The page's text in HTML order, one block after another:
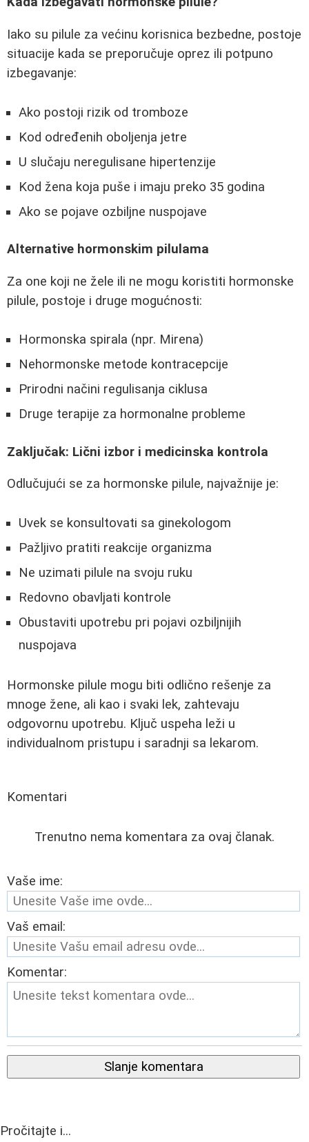
Iako su pilule za većinu korisnica bezbedne, postoje
situacije kada se preporučuje oprez ili potpuno
izbegavanje:
Ako postoji rizik od tromboze
Kod određenih oboljenja jetre
U slučaju neregulisane hipertenzije
Kod žena koja puše i imaju preko 35 godina
Ako se pojave ozbiljne nuspojave
Alternative hormonskim pilulama
Za one koji ne žele ili ne mogu koristiti hormonske
pilule, postoje i druge mogućnosti:
Hormonska spirala (npr. Mirena)
Nehormonske metode kontracepcije
Prirodni načini regulisanja ciklusa
Druge terapije za hormonalne probleme
Zaključak: Lični izbor i medicinska kontrola
Odlučujući se za hormonske pilule, najvažnije je:
Uvek se konsultovati sa ginekologom
Pažljivo pratiti reakcije organizma
Ne uzimati pilule na svoju ruku
Redovno obavljati kontrole
Obustaviti upotrebu pri pojavi ozbiljnijih
nuspojava
Hormonske pilule mogu biti odlično rešenje za
mnoge žene, ali kao i svaki lek, zahtevaju
odgovornu upotrebu. Ključ uspeha leži u
individualnom pristupu i saradnji sa lekarom.
Komentari
Trenutno nema komentara za ovaj članak.
Vaše ime:
Vaš email:
Komentar:
Slanje komentara
Pročitajte i...